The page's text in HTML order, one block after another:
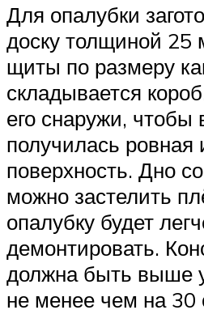
Для опалубки
доску толщиной 25
щиты по размеру
складывается
его снаружи, чтобы
получилась ровная
поверхность. Дно
можно застелить
опалубку будет
демонтировать.
должна быть выше
не менее чем на 30